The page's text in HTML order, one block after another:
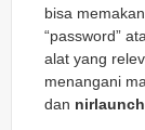
bisa
“password”
alat yang
menangani
dan